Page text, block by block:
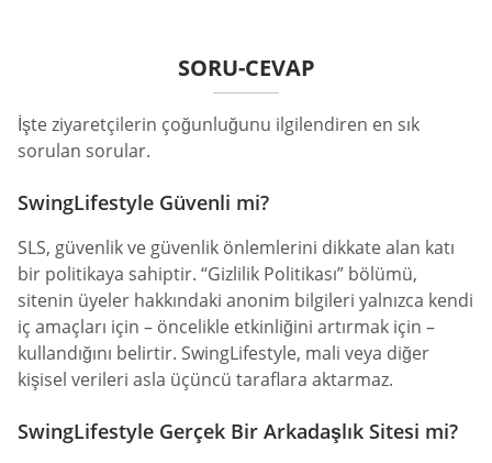
SORU-CEVAP
İşte ziyaretçilerin çoğunluğunu ilgilendiren en sık
sorulan sorular.
SwingLifestyle Güvenli mi?
SLS, güvenlik ve güvenlik önlemlerini dikkate alan katı
bir politikaya sahiptir. “Gizlilik Politikası” bölümü,
sitenin üyeler hakkındaki anonim bilgileri yalnızca kendi
iç amaçları için – öncelikle etkinliğini artırmak için –
kullandığını belirtir. SwingLifestyle, mali veya diğer
kişisel verileri asla üçüncü taraflara aktarmaz.
SwingLifestyle Gerçek Bir Arkadaşlık Sitesi mi?